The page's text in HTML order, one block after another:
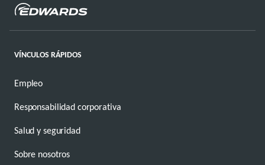
VÍNCULOS RÁPIDOS
Empleo
Responsabilidad corporativa
Salud y seguridad
Sobre nosotros